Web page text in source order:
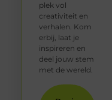
plek vol
creativiteit en
verhalen. Kom
erbij, laat je
inspireren en
deel jouw stem
met de wereld.